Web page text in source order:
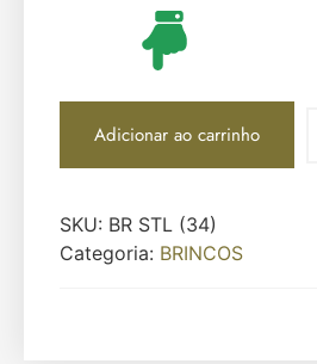
Adicionar ao carrinho
SKU: BR STL (34)
Categoria: BRINCOS